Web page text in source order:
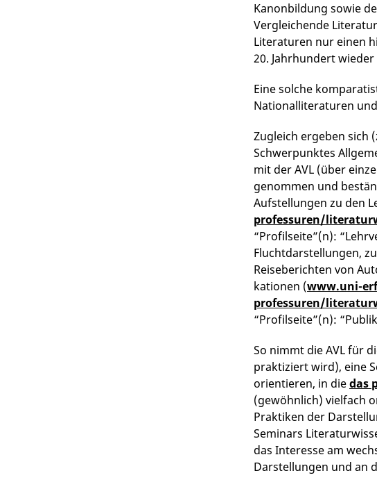
Kanonbildung sowie
Vergleichende
Literaturen nur einen
20. Jahrhundert
Eine solche
Nationalliteraturen
Zugleich ergeben sich
Schwerpunktes
mit der AVL (über
genommen und
Aufstellungen zu den
professuren/
“Profilseite”(n):
Fluchtdarstellungen,
Reiseberichten von
kationen (www.uni-
professuren/
“Profilseite”(n):
So nimmt die AVL für
praktiziert wird), eine
orientieren, in diedas
(gewöhnlich) vielfach
Praktiken der
Seminars
das Interesse am
Darstellungen und an